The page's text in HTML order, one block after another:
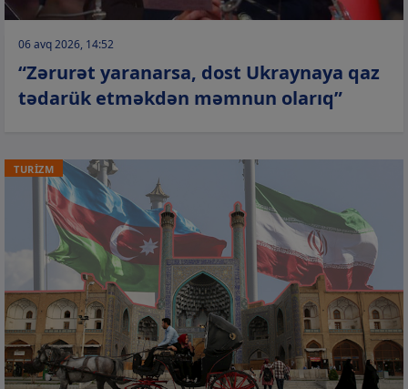
06 avq 2026, 14:52
“Zərurət yaranarsa, dost Ukraynaya qaz
tədarük etməkdən məmnun olarıq”
TURİZM